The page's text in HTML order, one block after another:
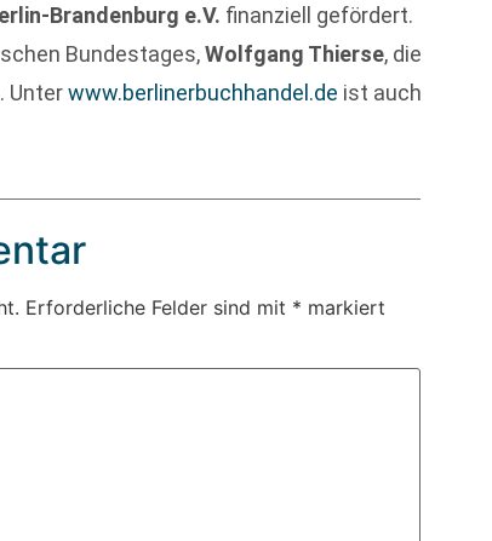
Brandenburg e.V. finanziell gefördert.
Bundestages,Wolfgang Thierse, die
Unterwww.berlinerbuchhandel.de ist auch
Erforderliche Felder sind mit * markiert